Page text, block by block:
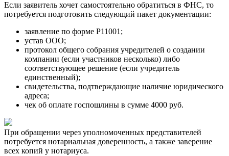
Если заявитель хочет самостоятельно обратиться в ФНС, то
потребуется подготовить следующий пакет документации:
заявление по форме Р11001;
устав ООО;
протокол общего собрания учредителей о создании
компании (если участников несколько) либо
соответствующее решение (если учредитель
единственный);
свидетельства, подтверждающие наличие юридического
адреса;
чек об оплате госпошлины в сумме 4000 руб.
При обращении через уполномоченных представителей
потребуется нотариальная доверенность, а также заверение
всех копий у нотариуса.